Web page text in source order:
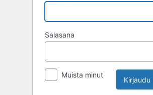
Salasana
Muista minut